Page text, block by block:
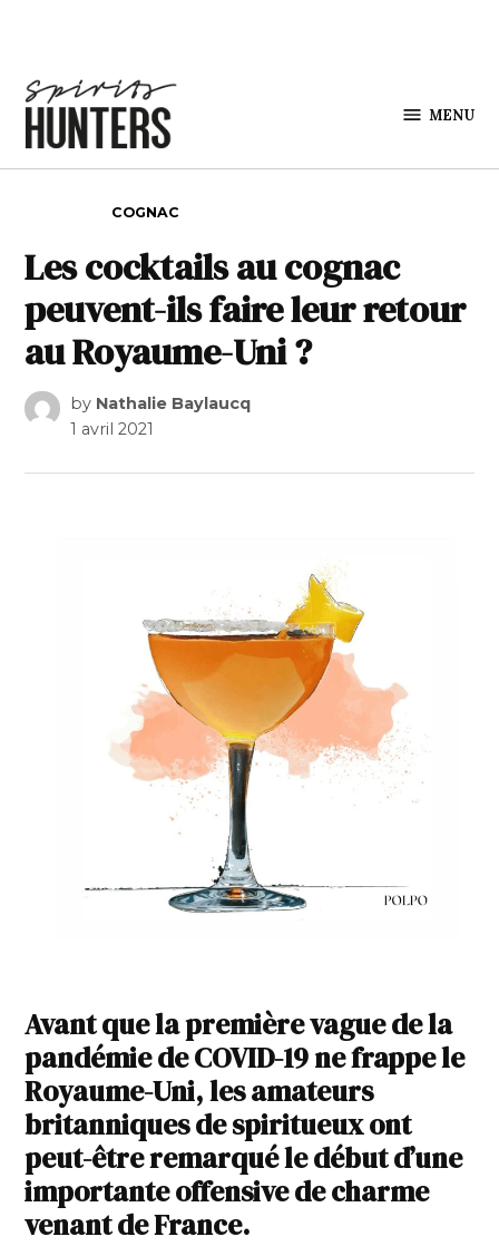
MENU
COGNAC
Les cocktails au cognac
peuvent-ils faire leur retour
au Royaume-Uni ?
by Nathalie Baylaucq
1 avril 2021
Avant que la première vague de la
pandémie de COVID-19 ne frappe le
Royaume-Uni, les amateurs
britanniques de spiritueux ont
peut-être remarqué le début d’une
importante offensive de charme
venant de France.